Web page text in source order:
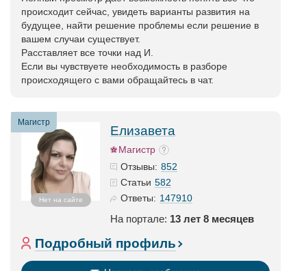
происходит сейчас, увидеть варианты развития на
будущее, найти решение проблемы если решение в
вашем случаи существует.
Расставляет все точки над И.
Если вы чувствуете необходимость в разборе
происходящего с вами обращайтесь в чат.
Магистр
Нет на сайте
Елизавета
Магистр
Отзывы: 852
Статьи 582
Ответы: 147910
На портале: 13 лет 8 месяцев
Подробный профиль